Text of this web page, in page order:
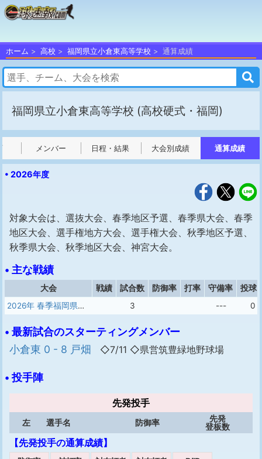
ホーム 高校 福岡県立小倉東高等学校 通算成績
福岡県立小倉東高等学校 (高校硬式・福岡)
メンバー 日程・結果 大会別成績 通算成績
• 2026年度
対象大会は、選抜大会、春季地区予選、春季県大会、春季
地区大会、選手権地方大会、選手権大会、秋季地区予選、
秋季県大会、秋季地区大会、神宮大会。
• 主な戦績
大会 戦績 試合数 防御率 打率 守備率
投球
2026年 春季福岡県大会
3 --- 0
• 最新試合のスターティングメンバー
小倉東 0 - 8 戸畑
◇7/11 ◇県営筑豊緑地野球場
• 投手陣
先発投手
左 選手名 防御率
先発
登板数
【先発投手の通算成績】